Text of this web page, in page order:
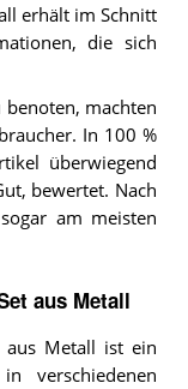
erhält im Schnitt
die sich
machten
In 100 %
überwiegend
bewertet. Nach
am meisten
aus Metall
aus Metall ist ein
verschiedenen